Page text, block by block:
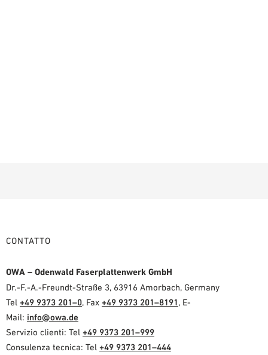
CONTATTO
OWA – Odenwald Faserplattenwerk GmbH
Dr.-F.-A.-Freundt-Straße 3, 63916 Amorbach, Germany
Tel +49 9373 201–0, Fax +49 9373 201–8191, E-
Mail: info@owa.de
Servizio clienti: Tel +49 9373 201–999
Consulenza tecnica: Tel +49 9373 201–444